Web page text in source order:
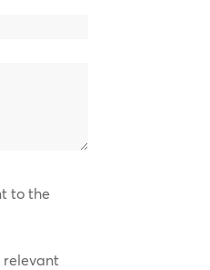
to the
relevant